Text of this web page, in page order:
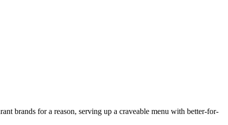
brands for a reason, serving up a craveable menu with better-for-